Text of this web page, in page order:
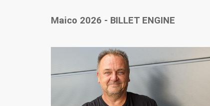
Maico 2026 - BILLET ENGINE